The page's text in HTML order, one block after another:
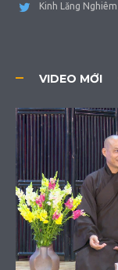
Kinh Lăng Nghiêm
VIDEO MỚI